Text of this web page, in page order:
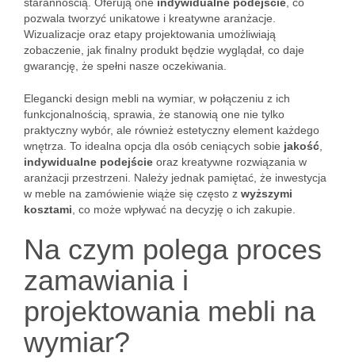
pozwala tworzyć unikatowe i kreatywne aranżacje.
Wizualizacje oraz etapy projektowania umożliwiają
zobaczenie, jak finalny produkt będzie wyglądał, co daje
gwarancję, że spełni nasze oczekiwania.
Elegancki design mebli na wymiar, w połączeniu z ich
funkcjonalnością, sprawia, że stanowią one nie tylko
praktyczny wybór, ale również estetyczny element każdego
wnętrza. To idealna opcja dla osób ceniących sobie jakość
indywidualne podejście oraz kreatywne rozwiązania w
aranżacji przestrzeni. Należy jednak pamiętać, że inwestycja
w meble na zamówienie wiąże się często z wyższymi
kosztami , co może wpływać na decyzję o ich zakupie.
Na czym polega proces
zamawiania i
projektowania mebli na
wymiar?